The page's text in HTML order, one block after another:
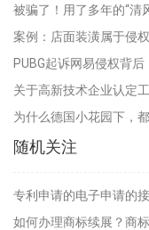
被骗了！用了多年的“清
案例：店面装潢属于侵
PUBG起诉网易侵权背
关于高新技术企业认定
为什么德国小花园下，
随机关注
专利申请的电子申请的
如何办理商标续展？商